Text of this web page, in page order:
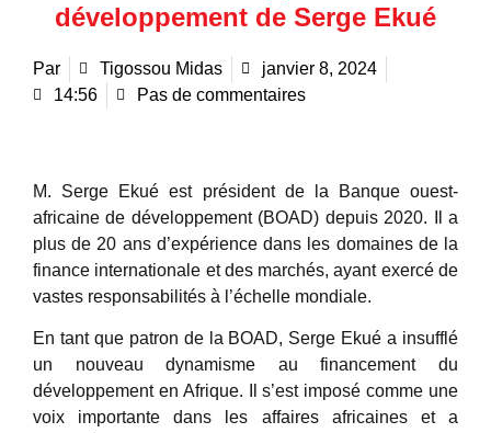
développement de Serge Ekué
Par Tigossou Midas
janvier 8, 2024
14:56
Pas de commentaires
M. Serge Ekué est président de la Banque ouest-
africaine de développement (BOAD) depuis 2020. Il a
plus de 20 ans d’expérience dans les domaines de la
finance internationale et des marchés, ayant exercé de
vastes responsabilités à l’échelle mondiale.
En tant que patron de la BOAD, Serge Ekué a insufflé
un nouveau dynamisme au financement du
développement en Afrique. Il s’est imposé comme une
voix importante dans les affaires africaines et a